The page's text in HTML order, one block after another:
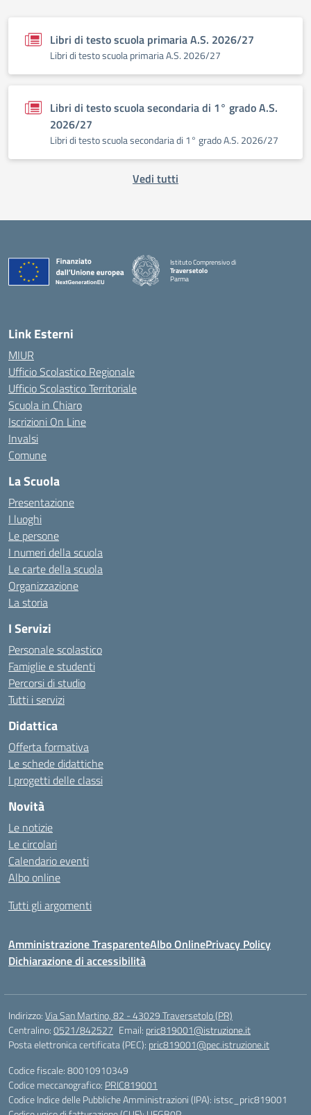
Libri di testo scuola primaria A.S. 2026/27
Libri di testo scuola primaria A.S. 2026/27
Libri di testo scuola secondaria di 1° grado A.S.
2026/27
Libri di testo scuola secondaria di 1° grado A.S. 2026/27
Vedi tutti
Istituto Comprensivo di
Traversetolo
Parma
Link Esterni
MIUR
Ufficio Scolastico Regionale
Ufficio Scolastico Territoriale
Scuola in Chiaro
Iscrizioni On Line
Invalsi
Comune
La Scuola
Presentazione
I luoghi
Le persone
I numeri della scuola
Le carte della scuola
Organizzazione
La storia
I Servizi
Personale scolastico
Famiglie e studenti
Percorsi di studio
Tutti i servizi
Didattica
Offerta formativa
Le schede didattiche
I progetti delle classi
Novità
Le notizie
Le circolari
Calendario eventi
Albo online
Tutti gli argomenti
Amministrazione TrasparenteAlbo OnlinePrivacy Policy
Dichiarazione di accessibilità
Indirizzo:Via San Martino, 82 - 43029 Traversetolo (PR)
Centralino:0521/842527 Email: pric819001@istruzione.it
Posta elettronica certificata (PEC): pric819001@pec.istruzione.it
Codice fiscale: 80010910349
Codice meccanografico: PRIC819001
Codice Indice delle Pubbliche Amministrazioni (IPA): istsc_pric819001